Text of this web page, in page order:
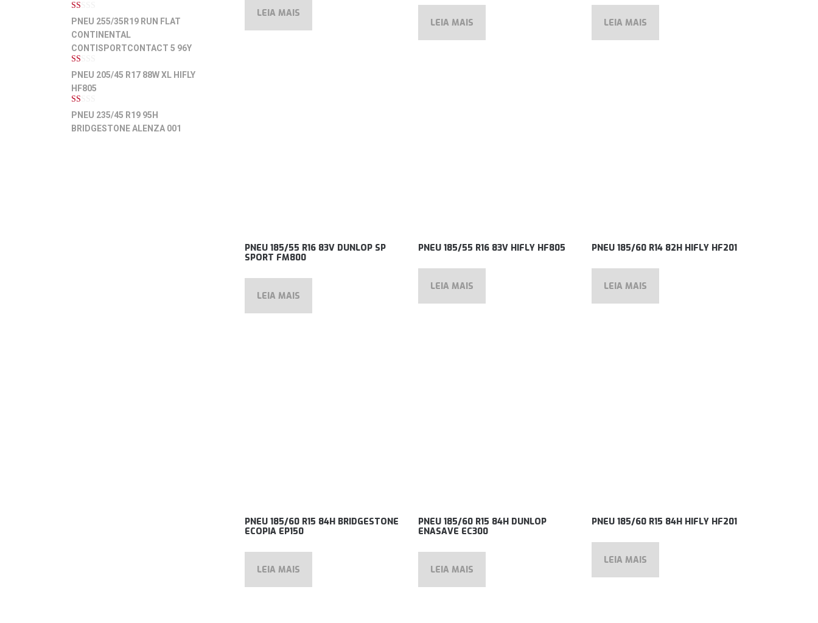
LEIA MAIS
LEIA MAIS LEIA MAIS
PNEU 185/55 R16 83V DUNLOP SP
SPORT FM800
LEIA MAIS
PNEU 185/55 R16 83V HIFLY HF805
LEIA MAIS
PNEU 185/60 R14 82H HIFLY HF201
LEIA MAIS
PNEU 185/60 R15 84H BRIDGESTONE
ECOPIA EP150
LEIA MAIS
PNEU 185/60 R15 84H DUNLOP
ENASAVE EC300
LEIA MAIS
PNEU 185/60 R15 84H HIFLY HF201
LEIA MAIS
1
de
5
PNEU 255/35R19 RUN FLAT
CONTINENTAL
CONTISPORTCONTACT 5 96Y
1
de
5
PNEU 205/45 R17 88W XL HIFLY
HF805
1
de
5
PNEU 235/45 R19 95H
BRIDGESTONE ALENZA 001